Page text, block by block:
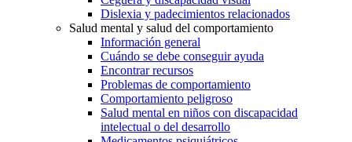
Dislexia y padecimientos relacionados
Salud mental y salud del comportamiento
Información general
Cuándo se debe conseguir ayuda
Encontrar recursos
Problemas de comportamiento
Comportamiento peligroso
Salud mental en niños con discapacidad
intelectual o del desarrollo